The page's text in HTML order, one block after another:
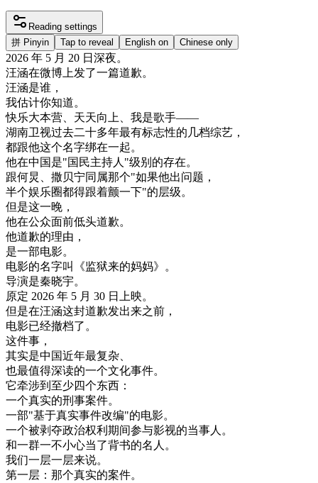
Reading settings
拼 Pinyin Tap to reveal English on Chinese only
2026 年 5 月 20 日 深夜。
汪涵在微博上发了一篇道歉。
汪涵是谁 ，
我估计你知道。
快乐大本营、 天天向上、 我是歌手——
湖南卫视过去二十多年最有标志性的几档综艺 ，
都跟他这个名字绑在一起。
他在中国是"国民主持人"级别 的存在。
跟何炅 、 撒贝宁同属那个"如果他出问题 ，
半个娱乐圈都得跟着颤一下"的层级。
但是这一晚 ，
他在公众面前低头道歉。
他道歉的理由 ，
是一部电影。
电影的名字叫 《监狱来的妈妈》 。
导演是秦晓宇。
原定 2026 年 5 月 30 日 上映。
但是在汪涵这封道歉发出来之前 ，
电影已经撤档了。
这件事 ，
其实是中国近年最复杂、
也最值得深读的一个文化事件。
它牵涉到 至少四个东西 ：
一个真实的刑事案件。
一部"基于真实事件改编"的电影。
一个被剥夺政治权利 期间参与影视的当事人。
和一群一不小心当了背书的名人。
我们一层一层来说。
第一层 ： 那个真实的案件。